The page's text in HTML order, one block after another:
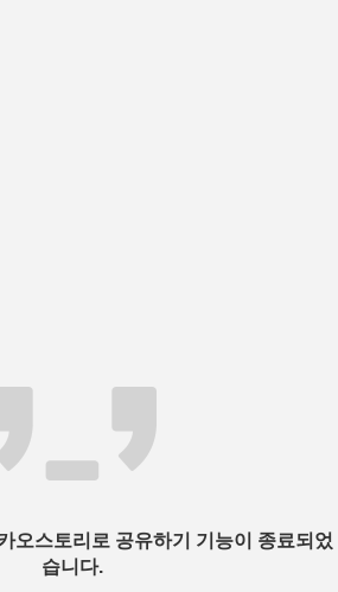
오스토리로 공유하기 기능이 종료되었
습니다.